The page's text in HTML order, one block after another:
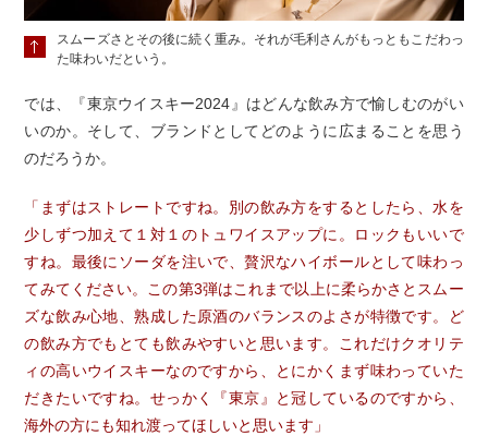
スムーズさとその後に続く重み。それが毛利さんがもっともこだわっ
た味わいだという。
では、『東京ウイスキー2024』はどんな飲み方で愉しむのがい
いのか。そして、ブランドとしてどのように広まることを思う
のだろうか。
「まずはストレートですね。別の飲み方をするとしたら、水を
少しずつ加えて１対１のトュワイスアップに。ロックもいいで
すね。最後にソーダを注いで、贅沢なハイボールとして味わっ
てみてください。この第3弾はこれまで以上に柔らかさとスムー
ズな飲み心地、熟成した原酒のバランスのよさが特徴です。ど
の飲み方でもとても飲みやすいと思います。これだけクオリテ
ィの高いウイスキーなのですから、とにかくまず味わっていた
だきたいですね。せっかく『東京』と冠しているのですから、
海外の方にも知れ渡ってほしいと思います」